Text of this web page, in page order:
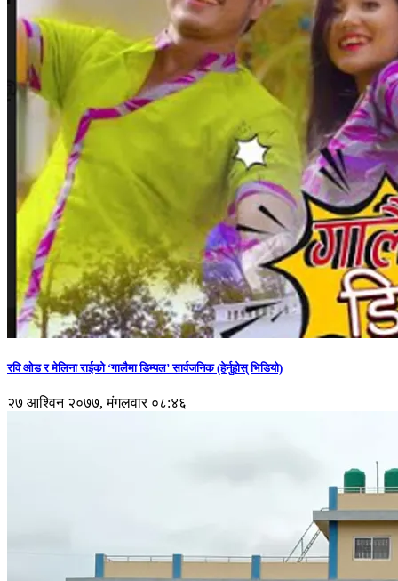
रवि ओड र मेलिना राईको ‘गालैमा डिम्पल’ सार्वजनिक (हेर्नुहोस् भिडियो)
२७ आश्विन २०७७, मंगलवार ०८:४६